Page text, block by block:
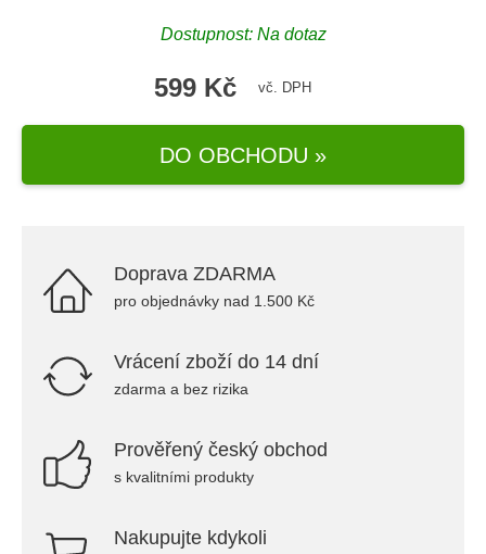
Dostupnost: Na dotaz
599 Kč vč. DPH
DO OBCHODU »
Doprava ZDARMA
pro objednávky nad 1.500 Kč
Vrácení zboží do 14 dní
zdarma a bez rizika
Prověřený český obchod
s kvalitními produkty
Nakupujte kdykoli